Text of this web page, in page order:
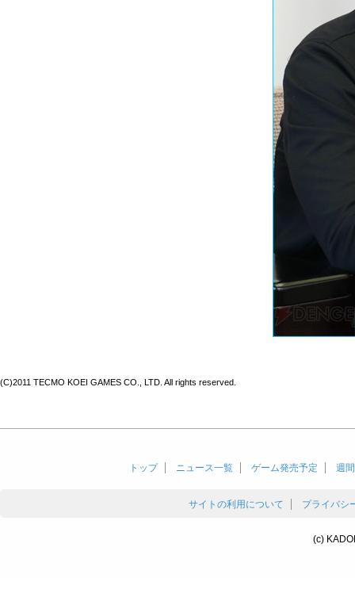
(C)2011 TECMO KOEI GAMES CO., LTD. All rights reserved.
トップ ニュース一覧 ゲーム発売予定 週
サイトの利用について プライバシ
(c)